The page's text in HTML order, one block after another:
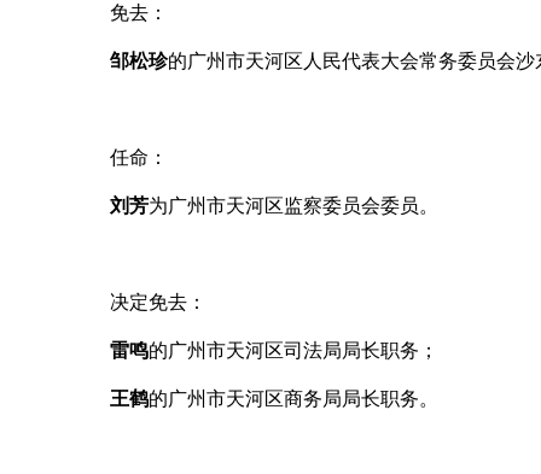
免去：
邹松珍的广州市天河区人民代表大会常务委员会沙
任命：
刘芳为广州市天河区监察委员会委员。
决定免去：
雷鸣的广州市天河区司法局局长职务；
王鹤的广州市天河区商务局局长职务。